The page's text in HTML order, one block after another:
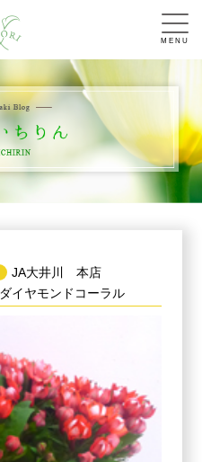
MENU
JA大井川 本店
ダイヤモンドコーラル